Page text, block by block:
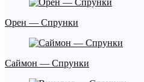
Орен — Спрунки
Саймон — Спрунки